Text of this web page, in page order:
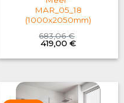
MAR_05_18
(1000x2050mm)
683,06€
Original
price
was:
419,00 €Current
is: